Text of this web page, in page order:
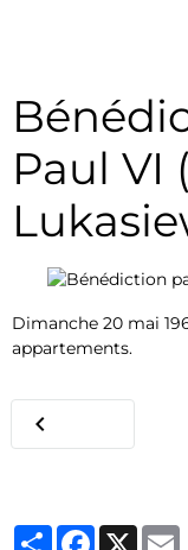
Paul VI
Dimanche 20 mai
appartements.
PartagerFacebook
X